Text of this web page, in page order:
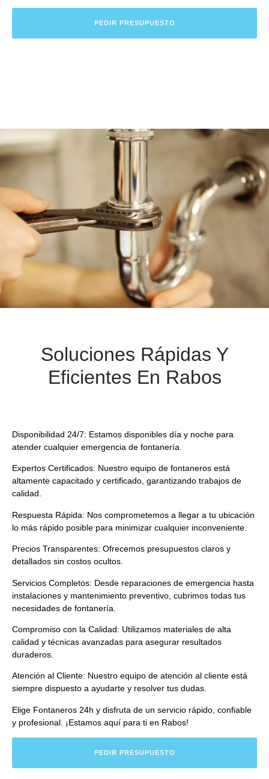
PEDIR PRESUPUESTO
Soluciones Rápidas Y
Eficientes En Rabos
Disponibilidad 24/7: Estamos disponibles día y noche para
atender cualquier emergencia de fontanería.
Expertos Certificados: Nuestro equipo de fontaneros está
altamente capacitado y certificado, garantizando trabajos de
calidad.
Respuesta Rápida: Nos comprometemos a llegar a tu ubicación
lo más rápido posible para minimizar cualquier inconveniente.
Precios Transparentes: Ofrecemos presupuestos claros y
detallados sin costos ocultos.
Servicios Completos: Desde reparaciones de emergencia hasta
instalaciones y mantenimiento preventivo, cubrimos todas tus
necesidades de fontanería.
Compromiso con la Calidad: Utilizamos materiales de alta
calidad y técnicas avanzadas para asegurar resultados
duraderos.
Atención al Cliente: Nuestro equipo de atención al cliente está
siempre dispuesto a ayudarte y resolver tus dudas.
Elige Fontaneros 24h y disfruta de un servicio rápido, confiable
y profesional. ¡Estamos aquí para ti en Rabos!
PEDIR PRESUPUESTO